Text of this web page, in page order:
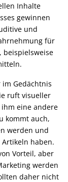
Inhalte
gewinnen
und
für
beispielsweise
Gedächtnis
ruft visueller
eine andere
kommt auch,
werden und
Artikeln haben.
Vorteil, aber
werden
daher nicht